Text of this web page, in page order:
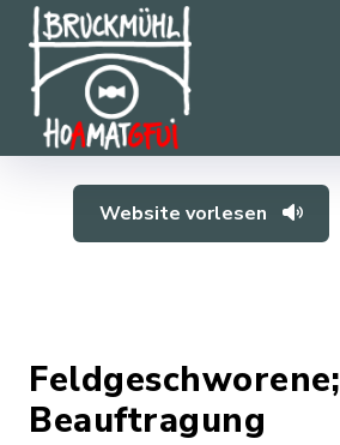
Website vorlesen
Feldgeschworene;
Beauftragung